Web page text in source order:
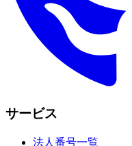
サービス
法人番号一覧